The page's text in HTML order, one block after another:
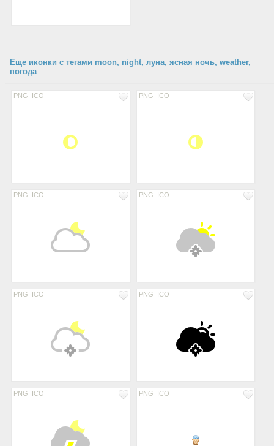
Еще иконки с тегами moon, night, луна, ясная ночь, weather,
погода
PNG ICO PNG ICO
PNG ICO PNG ICO
PNG ICO PNG ICO
PNG ICO PNG ICO